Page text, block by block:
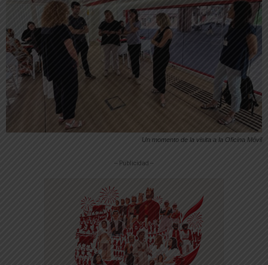
Un momento de la visita a la Oficina Móvil
-- Publicidad --